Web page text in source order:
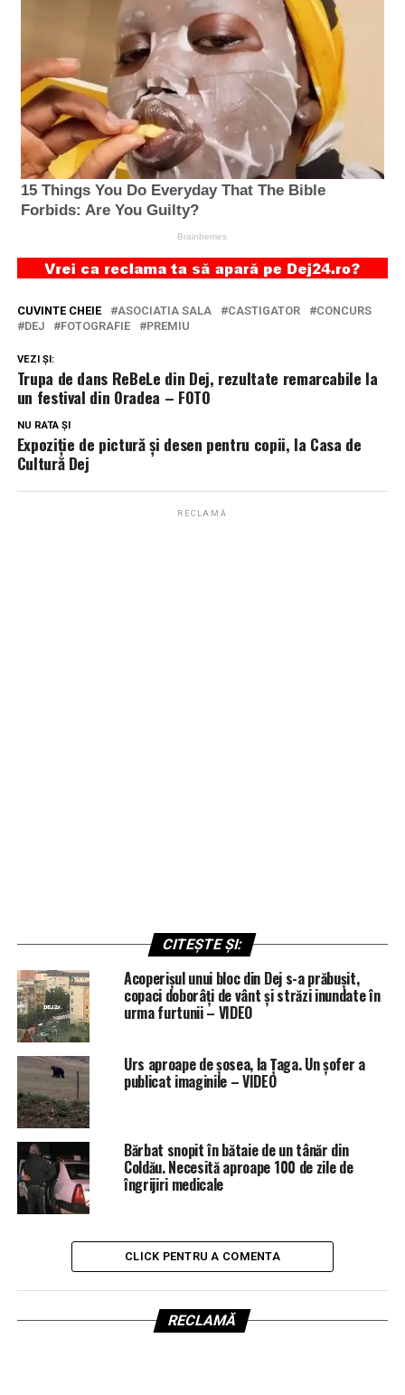
CUVINTE CHEIE ASOCIATIA SALA CASTIGATOR
CONCURS
DEJ
FOTOGRAFIE PREMIU
VEZI ȘI:
Trupa de dans ReBeLe din Dej, rezultate remarcabile la
un festival din Oradea – FOTO
NU RATA ȘI
Expoziție de pictură și desen pentru copii, la Casa de
Cultură Dej
RECLAMĂ
CITEȘTE ȘI:
Acoperișul unui bloc din Dej s-a prăbușit,
copaci doborâți de vânt și străzi inundate în
urma furtunii – VIDEO
Urs aproape de șosea, la Țaga. Un șofer a
publicat imaginile – VIDEO
Bărbat snopit în bătaie de un tânăr din
Coldău. Necesită aproape 100 de zile de
îngrijiri medicale
CLICK PENTRU A COMENTA
RECLAMĂ